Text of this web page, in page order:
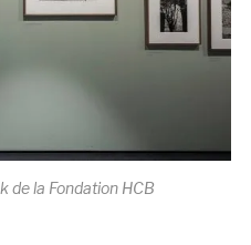
de la Fondation HCB